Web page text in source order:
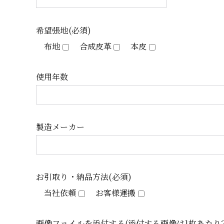
希望張地(必須)
布地
合成皮革 本皮
使用年数
製造メーカー
お引取り・納品方法(必須)
当社依頼
お客様運搬